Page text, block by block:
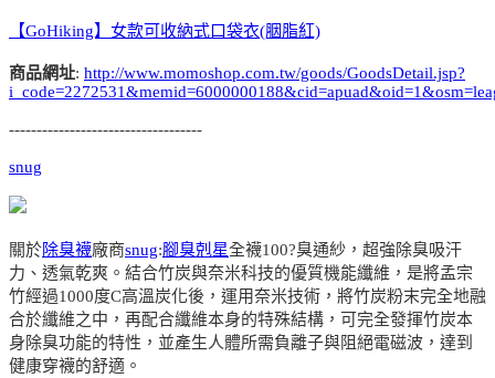
【GoHiking】女款可收納式口袋衣(胭脂紅)
商品網址: http://www.momoshop.com.tw/goods/GoodsDetail.jsp?
-----------------------------------
snug
關於除臭襪廠商snug:腳臭剋星全襪100?臭通紗，超強除臭吸汗
力、透氣乾爽。結合竹炭與奈米科技的優質機能纖維，是將孟宗
竹經過1000度C高溫炭化後，運用奈米技術，將竹炭粉末完全地融
合於纖維之中，再配合纖維本身的特殊結構，可完全發揮竹炭本
身除臭功能的特性，並產生人體所需負離子與阻絕電磁波，達到
健康穿襪的舒適。